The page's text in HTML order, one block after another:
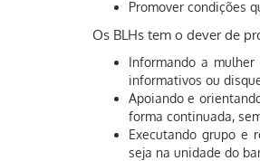
Promover condições
Os BLHs tem o dever de
Informando a
informativos ou
Apoiando e
forma continuada,
Executando grupo e
seja na unidade do